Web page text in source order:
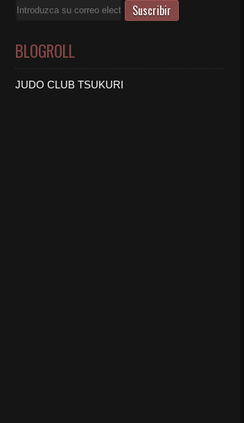
Email
BLOGROLL
JUDO CLUB TSUKURI